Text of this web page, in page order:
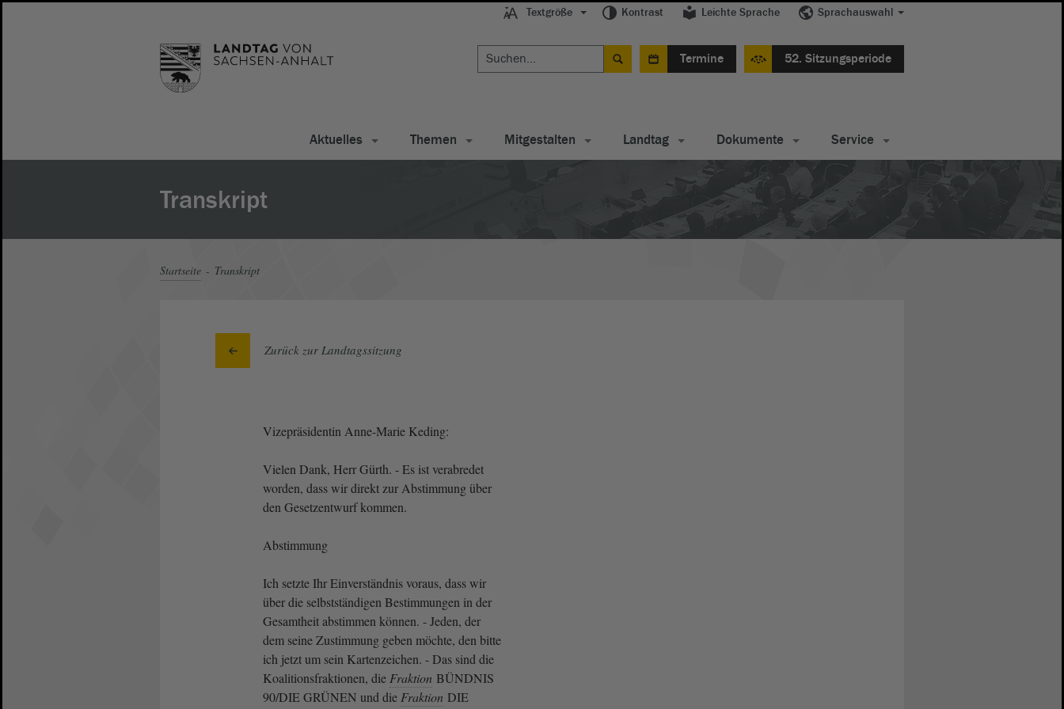
Textgröße Kontrast Leichte Sprache Sprachauswahl
Termine 52. Sitzungsperiode
Aktuelles Themen Mitgestalten Landtag Dokumente Service
Transkript
Startseite Transkript
Zurück zur Landtagssitzung
Vizepräsidentin Anne-Marie Keding:
Vielen Dank, Herr Gürth. - Es ist verabredet
worden, dass wir direkt zur Abstimmung über
den Gesetzentwurf kommen.
Abstimmung
Ich setzte Ihr Einverständnis voraus, dass wir
über die selbstständigen Bestimmungen in der
Gesamtheit abstimmen können. - Jeden, der
dem seine Zustimmung geben möchte, den bitte
ich jetzt um sein Kartenzeichen. - Das sind die
Koalitionsfraktionen, die Fraktion BÜNDNIS
90/DIE GRÜNEN und die Fraktion DIE